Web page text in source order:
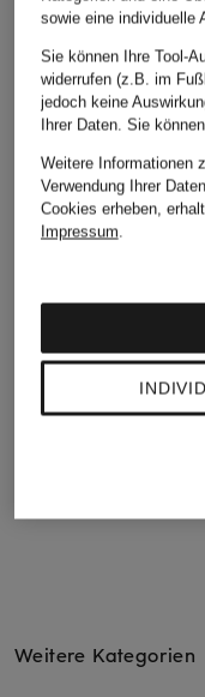
eleventy
370 €
Weitere Kategorien
sowie eine individuelle
Sie können Ihre Tool-
widerrufen (z.B. im
jedoch keine
Ihrer Daten. Sie können
Weitere Informationen
Verwendung Ihrer
Cookies erheben,
Impressum.